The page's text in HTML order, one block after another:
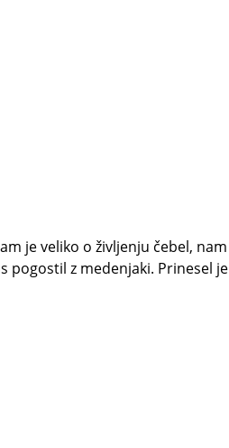
je veliko o življenju čebel, nam
pogostil z medenjaki. Prinesel je